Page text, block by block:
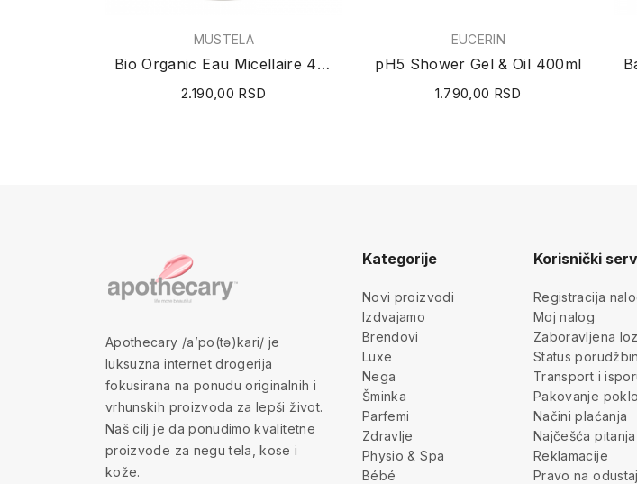
MUSTELA
Bio Organic Eau Micellaire 400ml
2.190,00 RSD
EUCERIN
pH5 Shower Gel & Oil 400ml
1.790,00 RSD
Apothecary /a’po(tə)kari/ je
luksuzna internet drogerija
fokusirana na ponudu originalnih i
vrhunskih proizvoda za lepši život.
Naš cilj je da ponudimo kvalitetne
proizvode za negu tela, kose i
kože.
Kategorije
Novi proizvodi
Izdvajamo
Brendovi
Luxe
Nega
Šminka
Parfemi
Zdravlje
Physio & Spa
Bébé
Korisnički
Registracija
Moj nalog
Zaboravljena
Status
Transport i
Pakovanje
Načini plaćanja
Najčešća pitanja
Reklamacije
Pravo na